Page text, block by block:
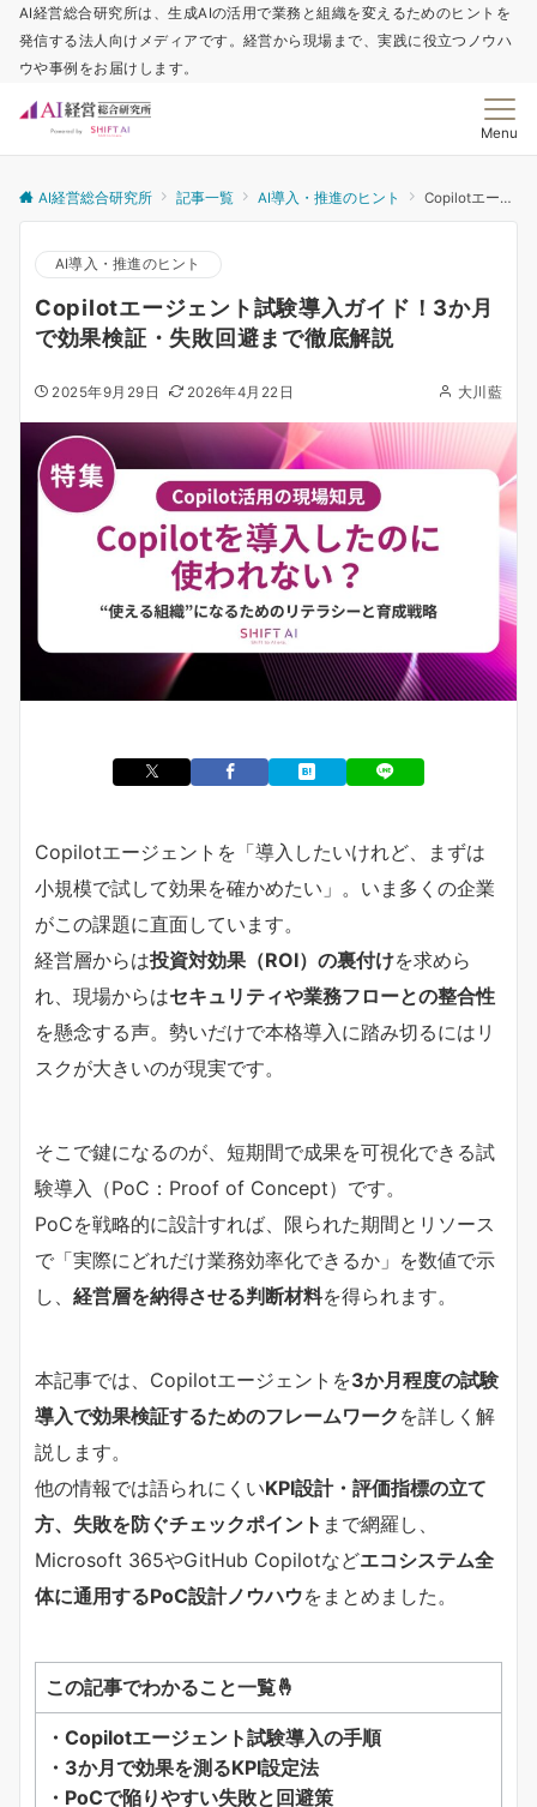
AI経営総合研究所は、生成AIの活用で業務と組織を変えるためのヒントを
発信する法人向けメディアです。経営から現場まで、実践に役立つノウハ
ウや事例をお届けします。
Menu
AI経営総合研究所 記事一覧 AI導入・推進のヒント Copilotエージェント試験導入ガイド！3か月で効果検証・失敗回避まで徹底解説
AI導入・推進のヒント
Copilotエージェント試験導入ガイド！3か月
で効果検証・失敗回避まで徹底解説
2025年9月29日 2026年4月22日 大川藍
Copilotエージェントを「導入したいけれど、まずは
小規模で試して効果を確かめたい」。いま多くの企業
がこの課題に直面しています。
経営層からは投資対効果（ROI）の裏付けを求めら
れ、現場からはセキュリティや業務フローとの整合性
を懸念する声。勢いだけで本格導入に踏み切るにはリ
スクが大きいのが現実です。
そこで鍵になるのが、短期間で成果を可視化できる試
験導入（PoC：Proof of Concept）です。
PoCを戦略的に設計すれば、限られた期間とリソース
で「実際にどれだけ業務効率化できるか」を数値で示
し、 経営層を納得させる判断材料を得られます。
本記事では、Copilotエージェントを3か月程度の試験
導入で効果検証するためのフレームワーク を詳しく解
説します。
他の情報では語られにくいKPI設計・評価指標の立て
方、失敗を防ぐチェックポイント まで網羅し、
Microsoft 365やGitHub Copilotなどエコシステム全
体に通用するPoC設計ノウハウをまとめました。
この記事でわかること一覧🤞
・Copilotエージェント試験導入の手順
・3か月で効果を測るKPI設定法
・PoCで陥りやすい失敗と回避策